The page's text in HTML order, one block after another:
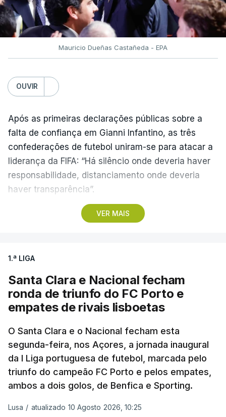
Mauricio Dueñas Castañeda - EPA
OUVIR
VER MAIS
Após as primeiras declarações públicas sobre a
falta de confiança em Gianni Infantino, as três
confederações de futebol uniram-se para atacar a
liderança da FIFA: “Há silêncio onde deveria haver
responsabilidade, distanciamento onde deveria
haver transparência”.
Numa “carta aberta à família do futebol”, os
reforçaram a sua posição crítica e voltaram a
apontar o dedo àquilo que consideram ser uma
política autocentrada
Na origem do comunicado está o plano de
Gianni Infantino de abrir as competições da FIFA
ao investimento privado.
“A liderança no futebol não é uma posse. Não se
trata de ostentar poder para o exercer. É um
1.ª LIGA
Santa Clara e Nacional fecham
ronda de triunfo do FC Porto e
empates de rivais lisboetas
O Santa Clara e o Nacional fecham esta
segunda-feira, nos Açores, a jornada inaugural
da I Liga portuguesa de futebol, marcada pelo
triunfo do campeão FC Porto e pelos empates,
ambos a dois golos, de Benfica e Sporting.
Lusa / atualizado 10 Agosto 2026, 10:25